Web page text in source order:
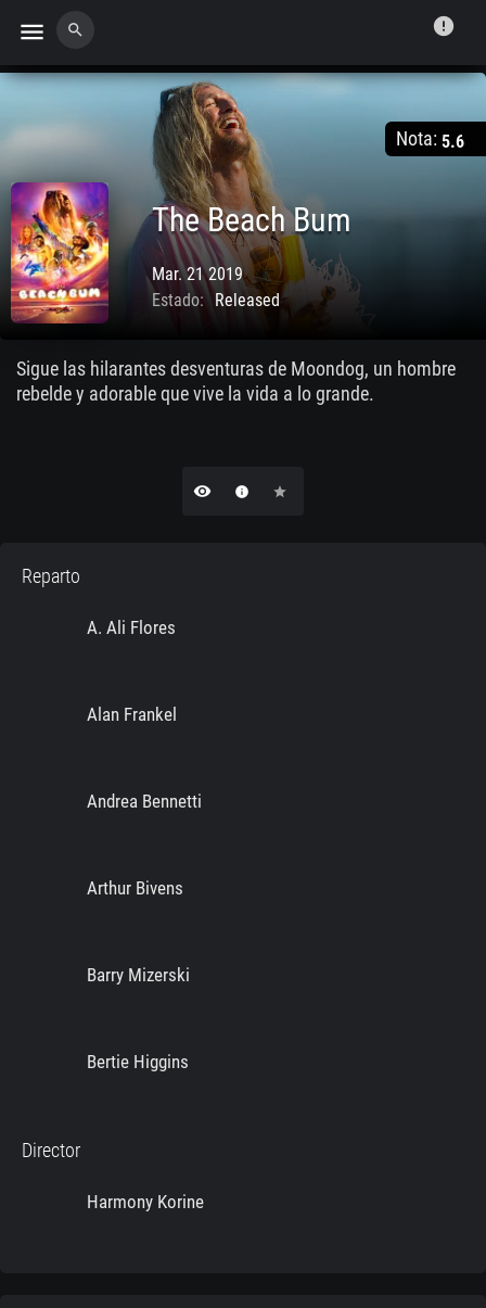
menu search error
Nota: 5.6
The Beach Bum
Mar. 21 2019
Estado:
Released
Sigue las hilarantes desventuras de Moondog, un hombre
rebelde y adorable que vive la vida a lo grande.
remove_red_eye info star
Reparto
A. Ali Flores
Alan Frankel
Andrea Bennetti
Arthur Bivens
Barry Mizerski
Bertie Higgins
Director
Harmony Korine